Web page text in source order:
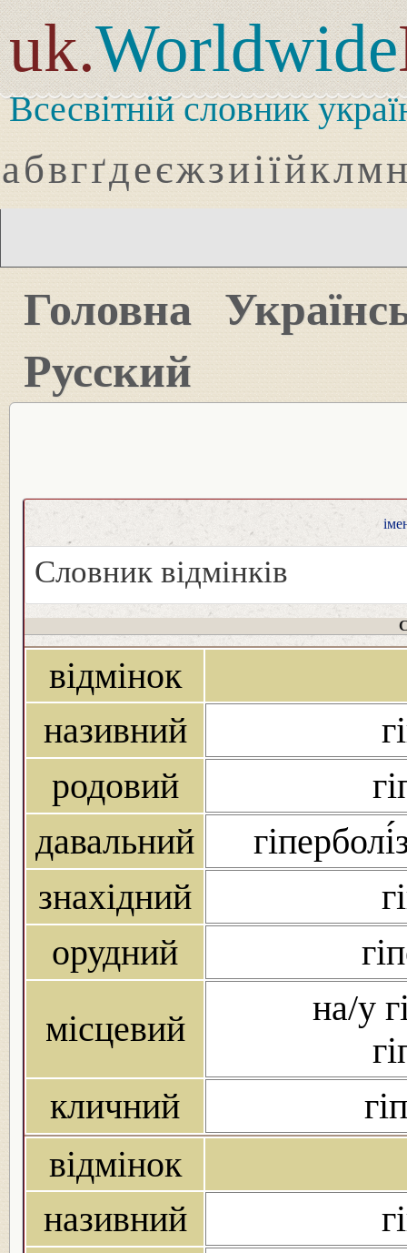
uk.Worldwide
Всесвітній словник
абвгґдеєжзиіїйклмн
Головна
Русский
Словник відмінків
відмінок
називний
родовий
давальний
знахідний
орудний
місцевий
на/у
кличний
відмінок
називний